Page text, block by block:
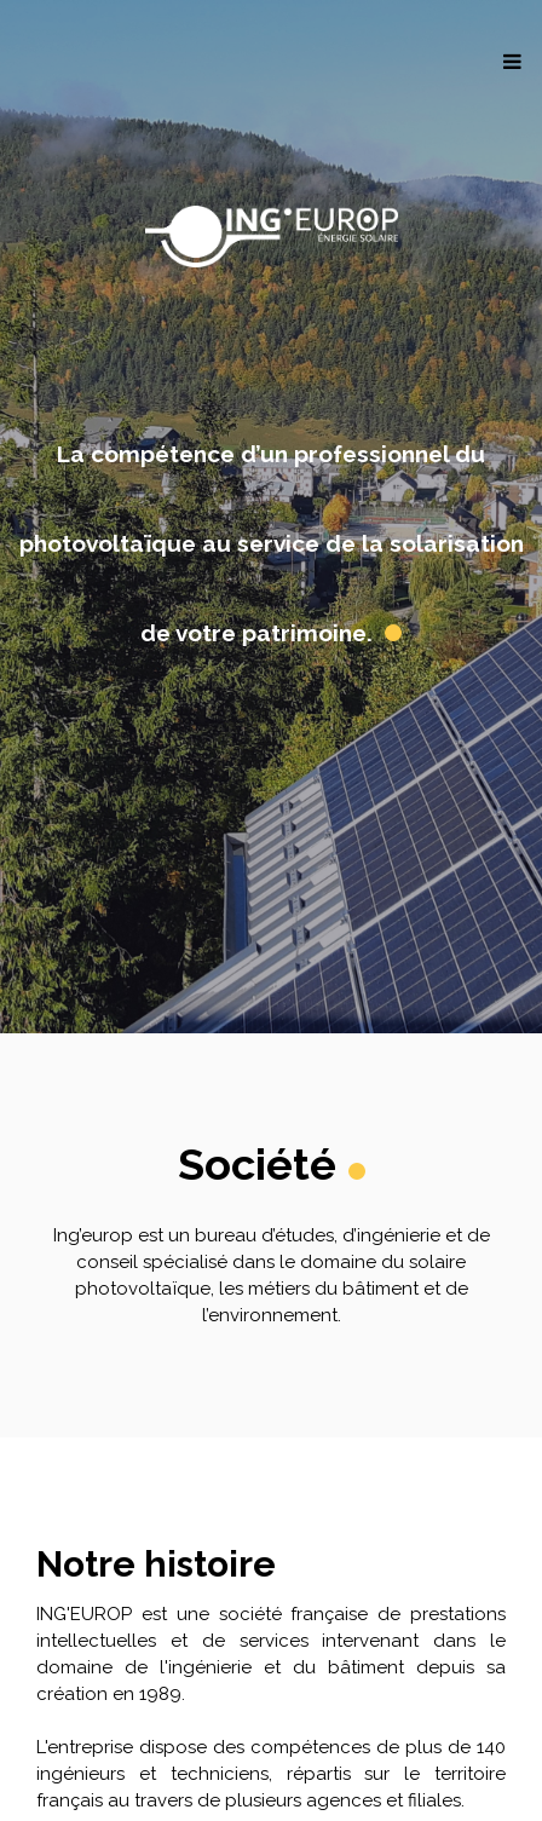
La compétence d’un professionnel du
photovoltaïque au service de la solarisation
de votre patrimoine.
Société
Ing’europ est un bureau d’études, d’ingénierie et de
conseil spécialisé dans le domaine du solaire
photovoltaïque, les métiers du bâtiment et de
l’environnement.
Notre histoire
ING'EUROP est une société française de prestations
intellectuelles et de services intervenant dans le
domaine de l'ingénierie et du bâtiment depuis sa
création en 1989.
L'entreprise dispose des compétences de plus de 140
ingénieurs et techniciens, répartis sur le territoire
français au travers de plusieurs agences et filiales.